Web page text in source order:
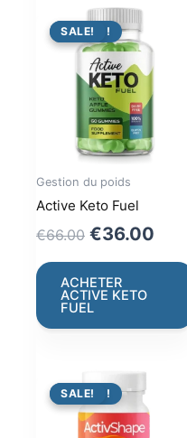
PROMO !
SALE!
Gestion du poids
Active Keto Fuel
€66.00 Original
price
was:
€66.00.
€36.00
price
ACHETER
ACTIVE KETO
FUEL
PROMO !
SALE!